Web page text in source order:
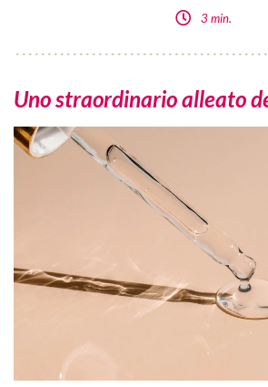
3 min.
Uno straordinario alleato